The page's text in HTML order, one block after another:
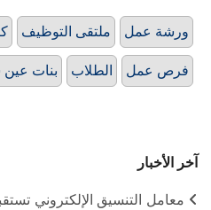
ملتقى التوظيف ورشة عمل
بنات الطلاب فرص عمل
آخر الأخبار